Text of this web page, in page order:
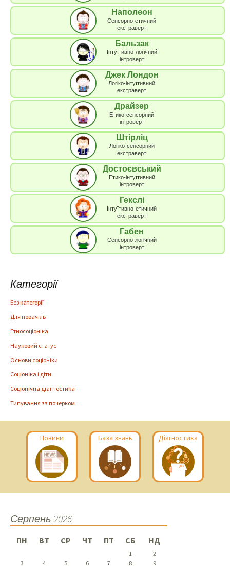
Наполеон
Сенсорно-етичний
екстраверт
Бальзак
Інтуїтивно-логічний
інтроверт
Джек Лондон
Логіко-інтуїтивний
екстраверт
Драйзер
Етико-сенсорний
інтроверт
Штірліц
Логіко-сенсорний
екстраверт
Достоєвський
Етико-інтуїтивний
інтроверт
Гекслі
Інтуїтивно-етичний
екстраверт
Габен
Сенсорно-логічний
інтроверт
Категорії
Без категорії
Для новачків
Етносоціоніка
Науковий статус
Основи соціоніки
Соціоніка і діти
Соціонічна діагностика
Типування за почерком
Новини База знань Діагностика
Серпень 2026
ПН ВТ СР ЧТ ПТ СБ НД
1
2
3
4 5 6 7 8 9